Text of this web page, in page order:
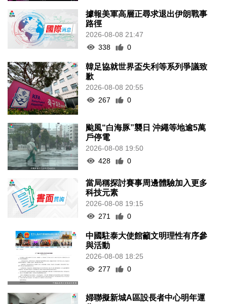
據報美軍高層正尋求退出伊朗戰事
路徑
2026-08-08 21:47
338
0
韓足協就世界盃失利等系列爭議致
歉
2026-08-08 20:55
267
0
颱風“白海豚”襲日 沖繩等地逾5萬
戶停電
2026-08-08 19:50
428
0
當局稱探討賽事周邊體驗加入更多
科技元素
2026-08-08 19:15
271
0
中國駐泰大使館籲文明理性有序參
與活動
2026-08-08 18:25
277
0
婦聯擬新城A區設長者中心明年運